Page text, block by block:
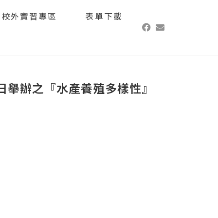
校外實習專區
表單下載
辦之『水產養殖多樣性』